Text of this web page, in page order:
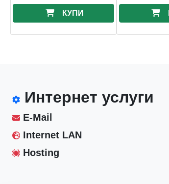
КУПИ
Интернет услуги
E-Mail
Internet LAN
Hosting